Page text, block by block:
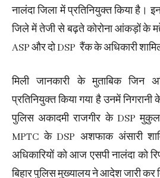
नालंदा जिला में प्रतिनियुक्त किया है।
जिले में तेजी से बढ़ते कोरोना आंकड़ों के
ASP और दो DSP रैंक के अधिकारी
मिली जानकारी के मुताबिक जिन
प्रतिनियुक्त किया गया है उनमें निगरानी
पुलिस अकादमी राजगीर के DSP
MPTC के DSP अशफाक अंसारी
अधिकारियों को आज एसपी नालंदा को
बिहार पुलिस मुख्यालय ने आदेश जारी कर